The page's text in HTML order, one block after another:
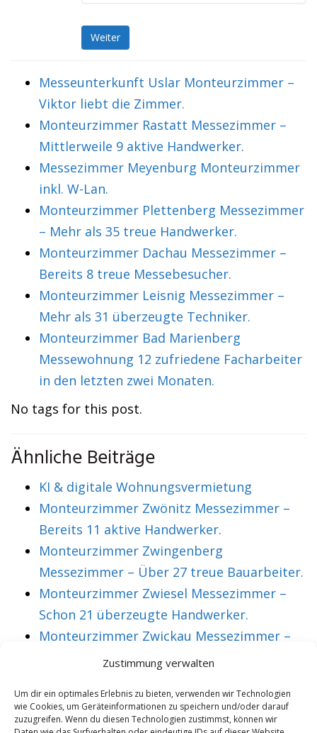
Zustimmung verwalten
Um dir ein optimales Erlebnis zu bieten, verwenden wir Technologien
wie Cookies, um Geräteinformationen zu speichern und/oder darauf
zuzugreifen. Wenn du diesen Technologien zustimmst, können wir
Weiter
Messeunterkunft Uslar Monteurzimmer –
Viktor liebt die Zimmer.
Monteurzimmer Rastatt Messezimmer –
Mittlerweile 9 aktive Handwerker.
Messezimmer Meyenburg Monteurzimmer
inkl. W-Lan.
Monteurzimmer Plettenberg Messezimmer
– Mehr als 35 treue Handwerker.
Monteurzimmer Dachau Messezimmer –
Bereits 8 treue Messebesucher.
Monteurzimmer Leisnig Messezimmer –
Mehr als 31 überzeugte Techniker.
Monteurzimmer Bad Marienberg
Messewohnung 12 zufriedene Facharbeiter
in den letzten zwei Monaten.
No tags for this post.
Ähnliche Beiträge
KI & digitale Wohnungsvermietung
Monteurzimmer Zwönitz Messezimmer –
Bereits 11 aktive Handwerker.
Monteurzimmer Zwingenberg
Messezimmer – Über 27 treue Bauarbeiter.
Monteurzimmer Zwiesel Messezimmer –
Schon 21 überzeugte Handwerker.
Monteurzimmer Zwickau Messezimmer –
Über 36 treue Montagearbeiter.
VORHERIGER ARTIKEL NÄCHSTER ARTIKEL